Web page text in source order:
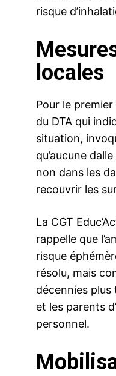
risque
locales
Pour le
du DTA qui
situation,
qu’aucune
non dans les
recouvrir les
La CGT
rappelle que
risque
résolu, mais
décennies
et les parents
personnel.